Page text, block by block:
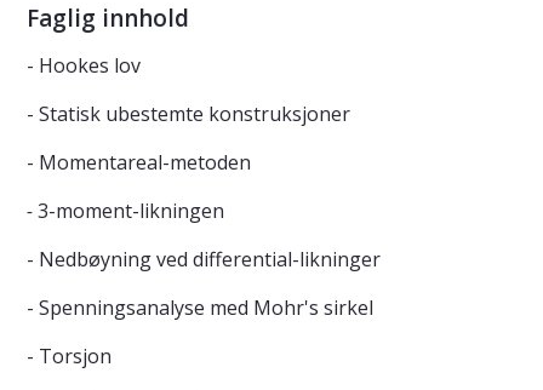
Faglig innhold
- Hookes lov
- Statisk ubestemte konstruksjoner
- Momentareal-metoden
-3-moment-likningen
- Nedbøyning ved differential-likninger
- Spenningsanalyse med Mohr's sirkel
- Torsjon